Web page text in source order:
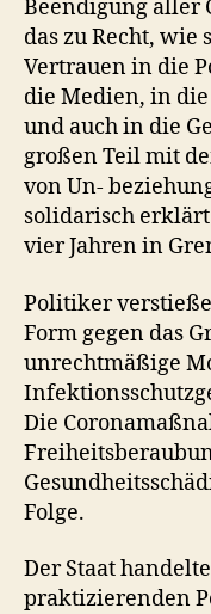
Beendigung aller
das zu Recht,
Vertrauen in die
die Medien, in
und auch in die
großen Teil mit
von Un-
solidarisch
vier Jahren in
Politiker
Form gegen das
unrechtmäßige
Die
Folge.
Der Staat
praktizierenden